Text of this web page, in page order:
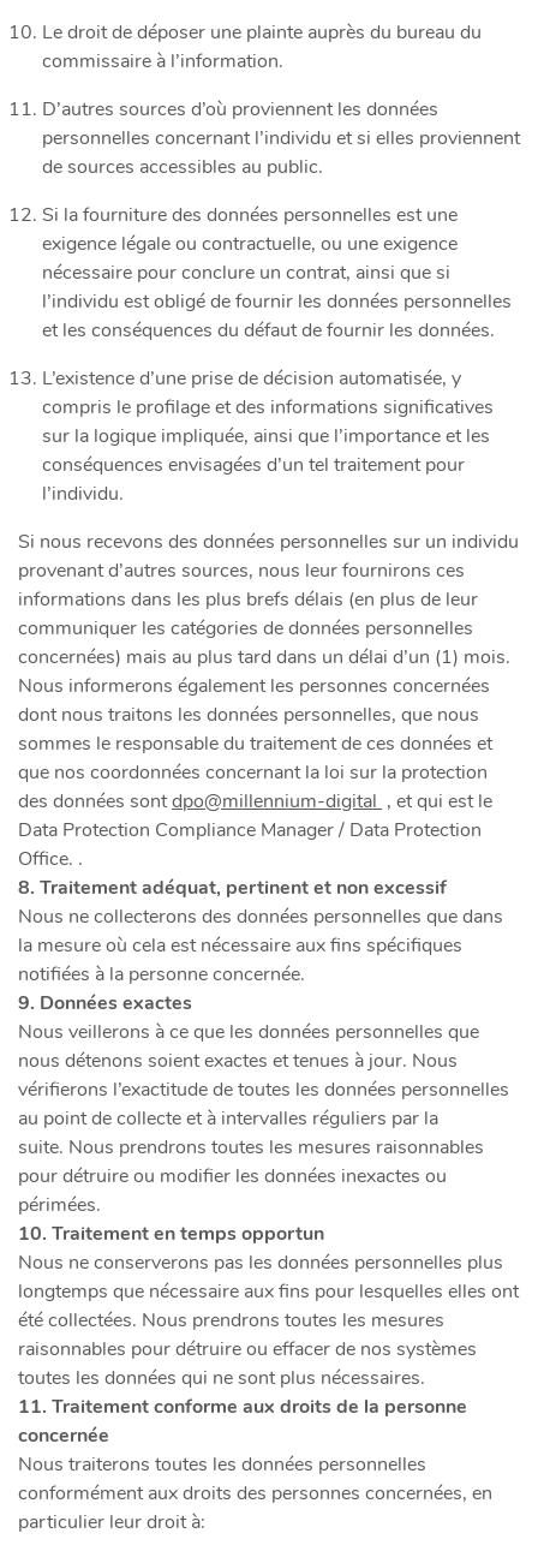
Le droit de déposer une plainte auprès du bureau du
commissaire à l’information.
D’autres sources d’où proviennent les données
personnelles concernant l’individu et si elles proviennent
de sources accessibles au public.
Si la fourniture des données personnelles est une
exigence légale ou contractuelle, ou une exigence
nécessaire pour conclure un contrat, ainsi que si
l’individu est obligé de fournir les données personnelles
et les conséquences du défaut de fournir les données.
L’existence d’une prise de décision automatisée, y
compris le profilage et des informations significatives
sur la logique impliquée, ainsi que l’importance et les
conséquences envisagées d’un tel traitement pour
l’individu.
Si nous recevons des données personnelles sur un individu
provenant d’autres sources, nous leur fournirons ces
informations dans les plus brefs délais (en plus de leur
communiquer les catégories de données personnelles
concernées) mais au plus tard dans un délai d’un (1) mois.
Nous informerons également les personnes concernées
dont nous traitons les données personnelles, que nous
sommes le responsable du traitement de ces données et
que nos coordonnées concernant la loi sur la protection
des données sontdpo@millennium-digital , et qui est le
Data Protection Compliance Manager / Data Protection
Office. .
8. Traitement adéquat, pertinent et non excessif
Nous ne collecterons des données personnelles que dans
la mesure où cela est nécessaire aux fins spécifiques
notifiées à la personne concernée.
9. Données exactes
Nous veillerons à ce que les données personnelles que
nous détenons soient exactes et tenues à jour. Nous
vérifierons l’exactitude de toutes les données personnelles
au point de collecte et à intervalles réguliers par la
suite. Nous prendrons toutes les mesures raisonnables
pour détruire ou modifier les données inexactes ou
périmées.
10. Traitement en temps opportun
Nous ne conserverons pas les données personnelles plus
longtemps que nécessaire aux fins pour lesquelles elles ont
été collectées. Nous prendrons toutes les mesures
raisonnables pour détruire ou effacer de nos systèmes
toutes les données qui ne sont plus nécessaires.
11. Traitement conforme aux droits de la personne
concernée
Nous traiterons toutes les données personnelles
conformément aux droits des personnes concernées, en
particulier leur droit à: